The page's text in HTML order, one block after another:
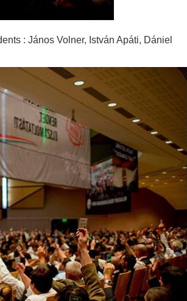
: János Volner, István Apáti, Dániel